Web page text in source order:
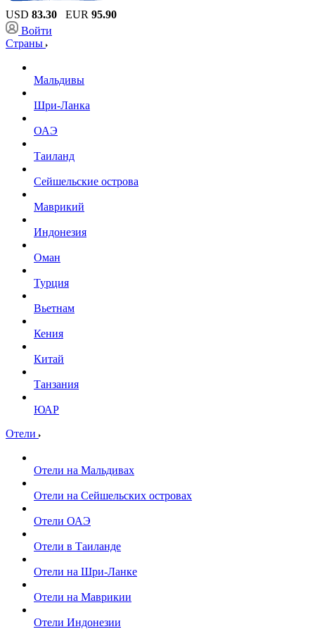
USD 83.30 EUR 95.90
Войти
Страны
Мальдивы
Шри-Ланка
ОАЭ
Таиланд
Сейшельские острова
Маврикий
Индонезия
Оман
Турция
Вьетнам
Кения
Китай
Танзания
ЮАР
Отели
Отели на Мальдивах
Отели на Сейшельских островах
Отели ОАЭ
Отели в Таиланде
Отели на Шри-Ланке
Отели на Маврикии
Отели Индонезии